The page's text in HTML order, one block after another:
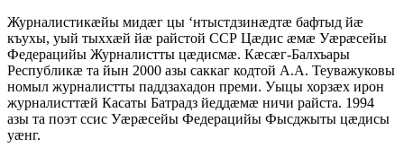
Журналистикæйы мидæг цы ‘нтыстдзинæдтæ бафтыд йæ
къухы, уый тыххæй йæ райстой ССР Цæдис æмæ Уæрæсейы
Федерацийы Журналистты цæдисмæ. Кæсæг-Балхъары
Республикæ та йын 2000 азы саккаг кодтой А.А. Теуважуковы
номыл журналистты паддзахадон преми. Уыцы хорзæх ирон
журналисттæй Касаты Батрадз йеддæмæ ничи райста. 1994
азы та поэт ссис Уæрæсейы Федерацийы Фысджыты цæдисы
уæнг.